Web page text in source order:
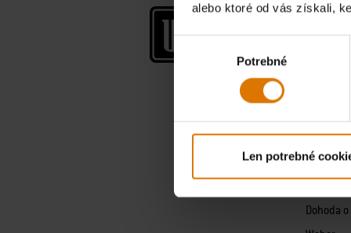
alebo ktoré od vás získali,
súhlasu
Potrebné
Len potrebné
O firme
Aplikácia
Právne
Dohoda